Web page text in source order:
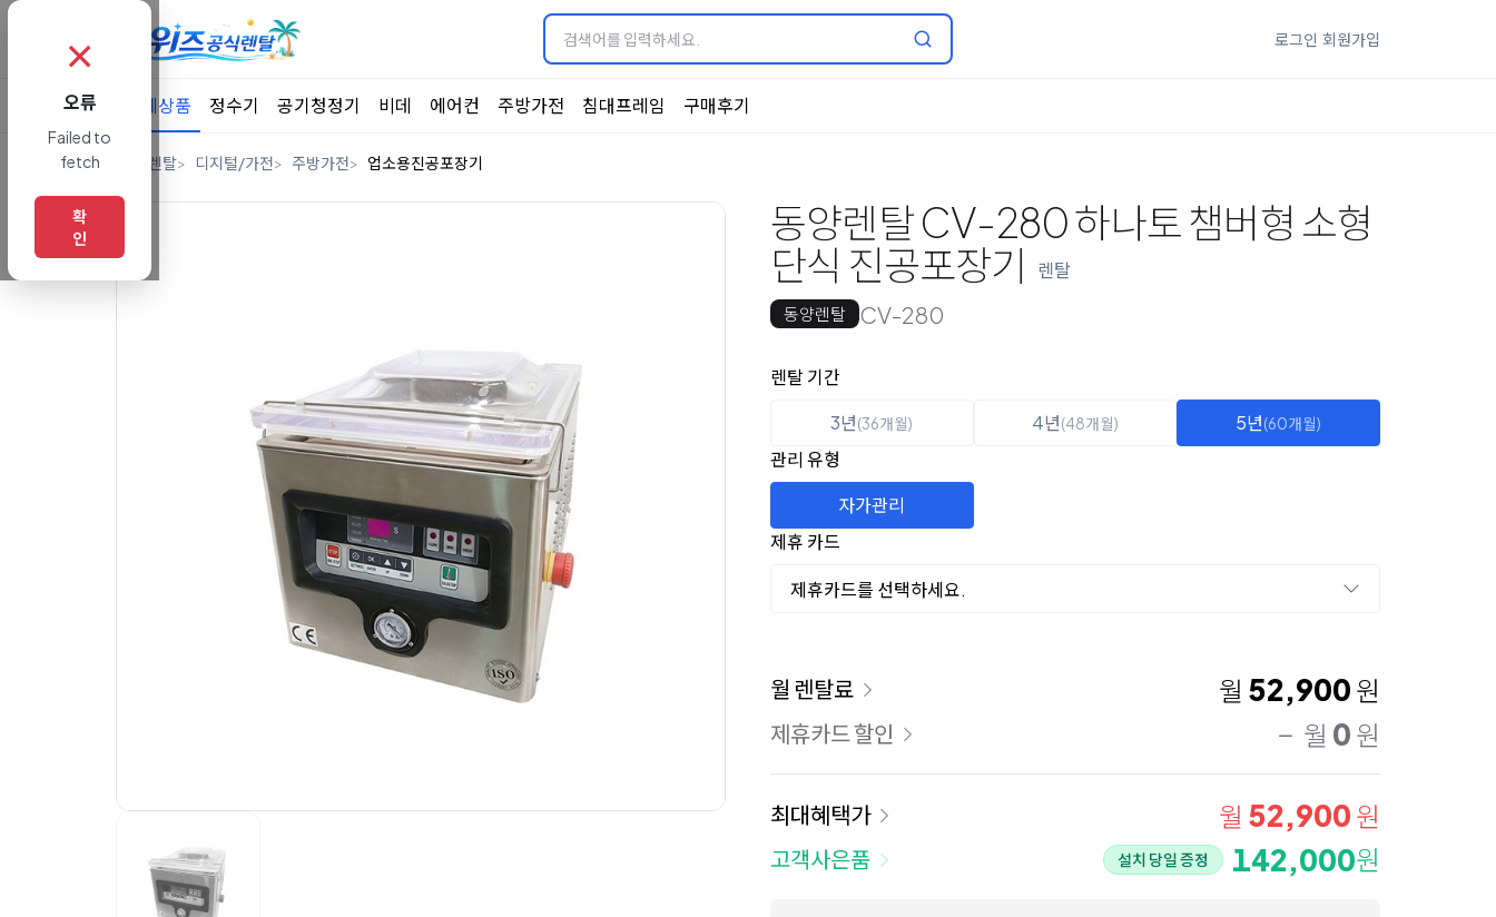
로그인 회원가입
전체상품 정수기 공기청정기 비데 에어컨 주방가전 침대프레임 구매후기
렌탈 디지털/가전 주방가전 업소용진공포장기
동양렌탈 CV-280 하나토 챔버형 소형
단식 진공포장기
렌탈
동양렌탈 CV-280
옵션 선택
렌탈 선택
렌탈 기간
3년(36개월) 4년(48개월) 5년(60개월)
관리 유형
자가관리
제휴 카드
제휴카드를 선택하세요.
이용 요금
월 렌탈료 월 52,900 원
제휴카드 할인 월 0 원
최대혜택가 월 52,900 원
고객사은품 설치 당일 증정 142,000원
✗
오류
Failed to
fetch
확
인